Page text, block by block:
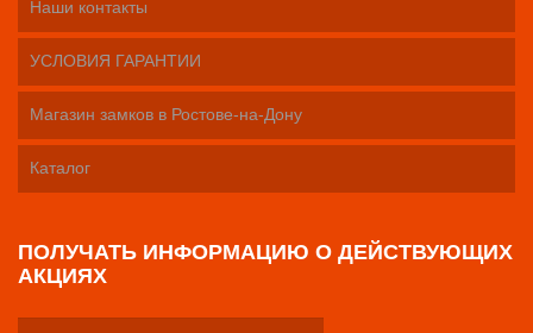
Наши контакты
УСЛОВИЯ ГАРАНТИИ
Магазин замков в Ростове-на-Дону
Каталог
ПОЛУЧАТЬ ИНФОРМАЦИЮ О ДЕЙСТВУЮЩИХ
АКЦИЯХ